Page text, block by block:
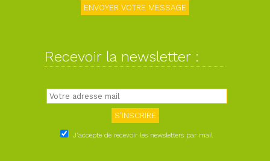
Recevoir la newsletter :
J'accepte de recevoir les newsletters par mail